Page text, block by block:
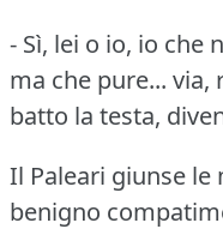
- Sì, lei o io, io che
ma che pure... via,
batto la testa,
Il Paleari giunse le
benigno